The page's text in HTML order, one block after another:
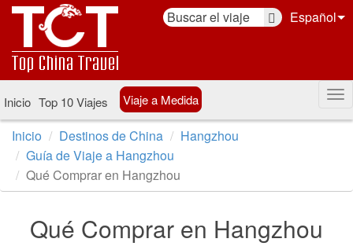
Español
Inicio Top 10 Viajes Viaje a Medida
Inicio Destinos de China
Hangzhou
Guía de Viaje a Hangzhou
Qué Comprar en Hangzhou
Qué Comprar en Hangzhou